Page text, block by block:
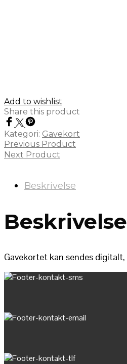
Add to wishlist
Share this product
Kategori: Gavekort
Previous Product
Next Product
Beskrivelse
Beskrivelse
Gavekortet kan sendes